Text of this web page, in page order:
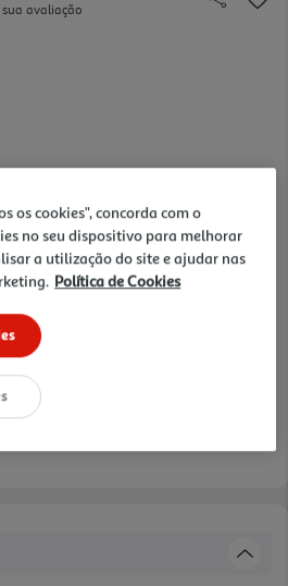
sua avaliação
os cookies", concorda com o
no seu dispositivo para melhorar
a utilização do site e ajudar nas
Política de Cookies